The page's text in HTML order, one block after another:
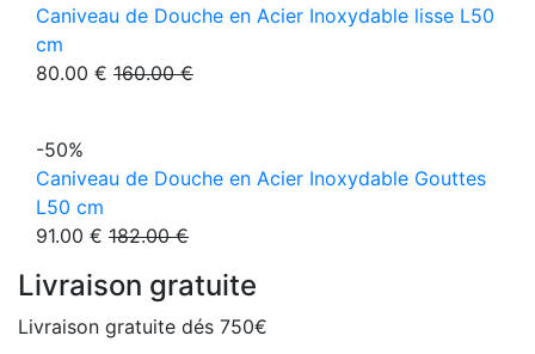
Caniveau de Douche en Acier Inoxydable lisse L50
cm
80.00 € 160.00 €
-50%
Caniveau de Douche en Acier Inoxydable Gouttes
L50 cm
91.00 € 182.00 €
Livraison gratuite
Livraison gratuite dés 750€